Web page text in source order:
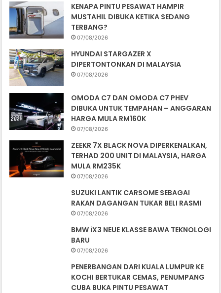
KENAPA PINTU PESAWAT HAMPIR
MUSTAHIL DIBUKA KETIKA SEDANG
TERBANG?
07/08/2026
HYUNDAI STARGAZER X
DIPERTONTONKAN DI MALAYSIA
07/08/2026
OMODA C7 DAN OMODA C7 PHEV
DIBUKA UNTUK TEMPAHAN – ANGGARAN
HARGA MULA RM160K
07/08/2026
ZEEKR 7X BLACK NOVA DIPERKENALKAN,
TERHAD 200 UNIT DI MALAYSIA, HARGA
MULA RM235K
07/08/2026
SUZUKI LANTIK CARSOME SEBAGAI
RAKAN DAGANGAN TUKAR BELI RASMI
07/08/2026
BMW iX3 NEUE KLASSE BAWA TEKNOLOGI
BARU
07/08/2026
PENERBANGAN DARI KUALA LUMPUR KE
KOCHI BERTUKAR CEMAS, PENUMPANG
CUBA BUKA PINTU PESAWAT